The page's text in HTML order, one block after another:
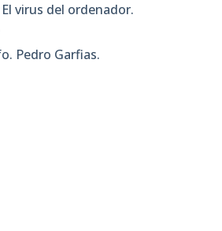
virus del ordenador.
Pedro Garfias.